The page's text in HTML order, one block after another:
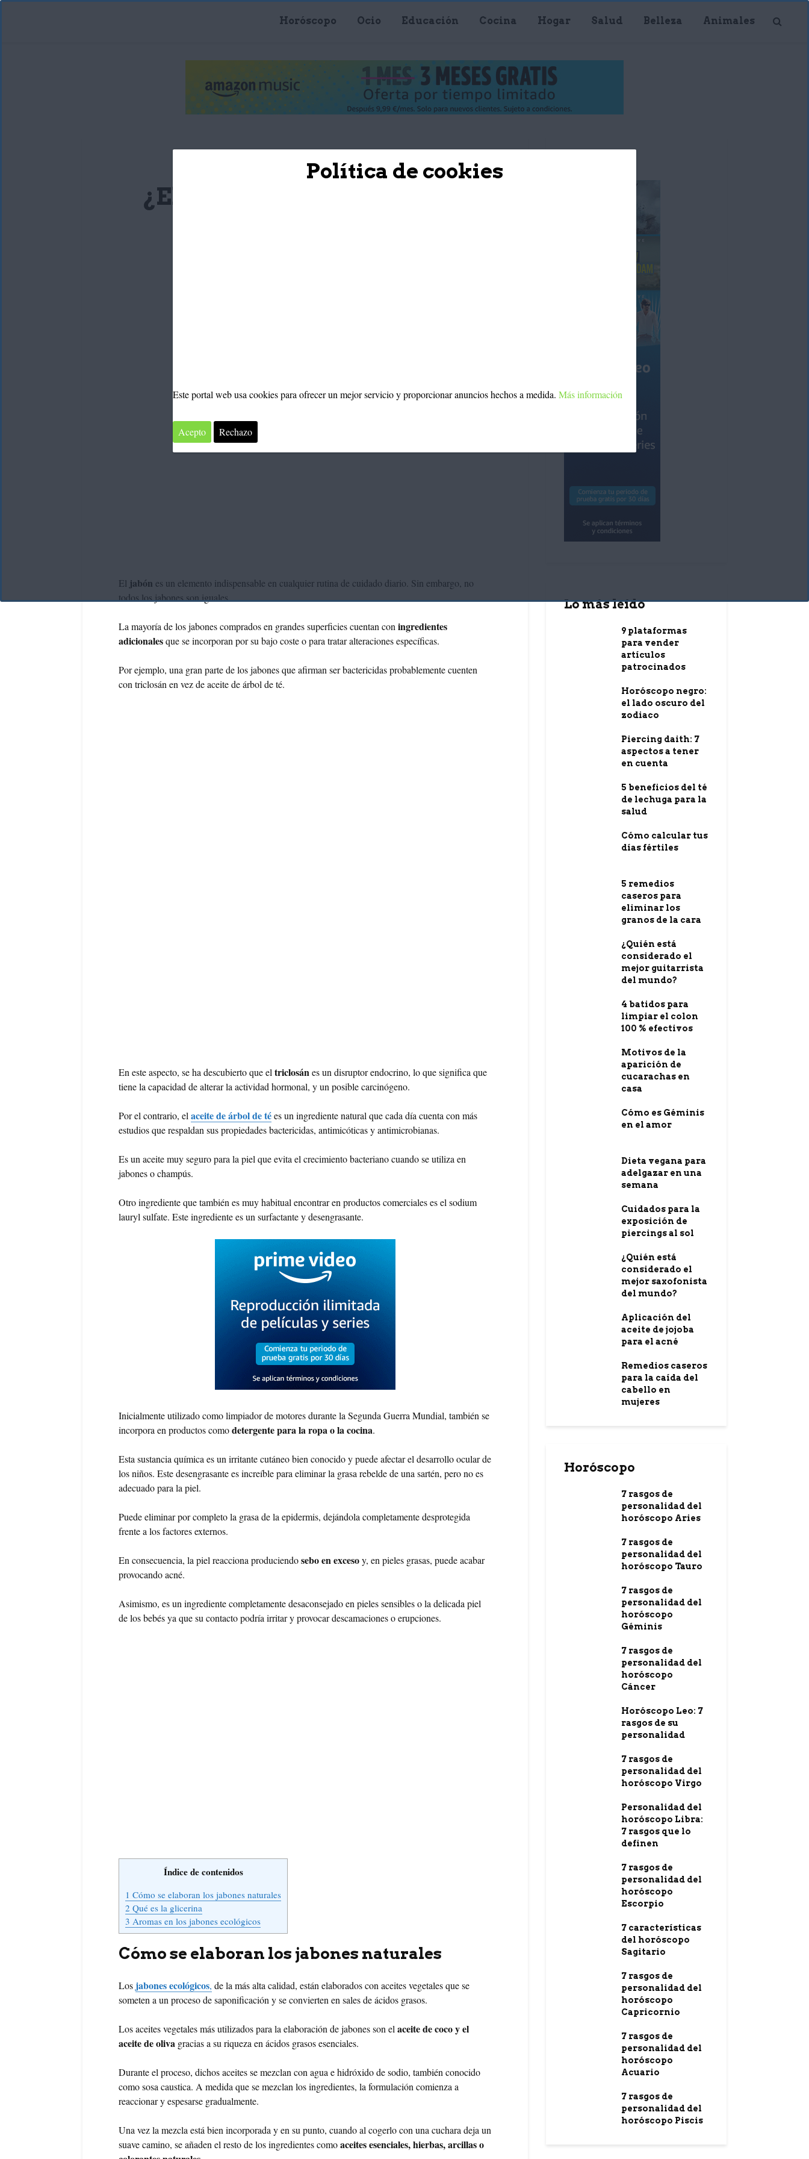
Horóscopo Ocio Educación Cocina Hogar Salud Belleza Animales
PIEL
¿El jabón natural es mejor
El jabón es un elemento indispensable en cualquier rutina de cuidado diario. Sin embargo, no
todos los jabones son iguales.
La mayoría de los jabones comprados en grandes superficies cuentan coningredientes
adicionalesque se incorporan por su bajo coste o para tratar alteraciones específicas.
Por ejemplo, una gran parte de los jabones que afirman ser bactericidas probablemente cuenten
con triclosán en vez de aceite de árbol de té.
En este aspecto, se ha descubierto que eltriclosánes un disruptor endocrino, lo que significa que
tiene la capacidad de alterar la actividad hormonal, y un posible carcinógeno.
Por el contrario, elaceite de árbol de tées un ingrediente natural que cada día cuenta con más
estudios que respaldan sus propiedades bactericidas, antimicóticas y antimicrobianas.
Es un aceite muy seguro para la piel que evita el crecimiento bacteriano cuando se utiliza en
jabones o champús.
Otro ingrediente que también es muy habitual encontrar en productos comerciales es el sodium
lauryl sulfate. Este ingrediente es un surfactante y desengrasante.
Inicialmente utilizado como limpiador de motores durante la Segunda Guerra Mundial, también se
incorpora en productos comodetergente para la ropa o la cocina.
Esta sustancia química es un irritante cutáneo bien conocido y puede afectar el desarrollo ocular de
los niños. Este desengrasante es increíble para eliminar la grasa rebelde de una sartén, pero no es
adecuado para la piel.
Puede eliminar por completo la grasa de la epidermis, dejándola completamente desprotegida
frente a los factores externos.
En consecuencia, la piel reacciona produciendosebo en excesoy, en pieles grasas, puede acabar
provocando acné.
Asimismo, es un ingrediente completamente desaconsejado en pieles sensibles o la delicada piel
de los bebés ya que su contacto podría irritar y provocar descamaciones o erupciones.
Índice de contenidos
1 Cómo se elaboran los jabones naturales
2 Qué es la glicerina
3 Aromas en los jabones ecológicos
Cómo se elaboran los jabones naturales
Los jabones ecológicos, de la más alta calidad, están elaborados con aceites vegetales que se
someten a un proceso de saponificación y se convierten en sales de ácidos grasos.
Los aceites vegetales más utilizados para la elaboración de jabones son el aceite de coco y el
aceite de oliva gracias a su riqueza en ácidos grasos esenciales.
Durante el proceso, dichos aceites se mezclan con agua e hidróxido de sodio, también conocido
como sosa caustica. A medida que se mezclan los ingredientes, la formulación comienza a
reaccionar y espesarse gradualmente.
Una vez la mezcla está bien incorporada y en su punto, cuando al cogerlo con una cuchara deja un
suave camino, se añaden el resto de los ingredientes comoaceites esenciales, hierbas, arcillas o
Lo más leído
9 plataformas
para vender
artículos
patrocinados
Horóscopo negro:
el lado oscuro del
zodiaco
Piercing daith: 7
aspectos a tener
en cuenta
5 beneficios del té
de lechuga para la
salud
Cómo calcular tus
días fértiles
5 remedios
caseros para
eliminar los
granos de la cara
¿Quién está
considerado el
mejor guitarrista
del mundo?
4 batidos para
limpiar el colon
100 % efectivos
Motivos de la
aparición de
cucarachas en
casa
Cómo es Géminis
en el amor
Dieta vegana para
adelgazar en una
semana
Cuidados para la
exposición de
piercings al sol
¿Quién está
considerado el
mejor saxofonista
del mundo?
Aplicación del
aceite de jojoba
para el acné
Remedios caseros
para la caída del
cabello en
mujeres
Horóscopo
7 rasgos de
personalidad del
horóscopo Aries
7 rasgos de
personalidad del
horóscopo Tauro
7 rasgos de
personalidad del
horóscopo
Géminis
7 rasgos de
personalidad del
horóscopo
Cáncer
Horóscopo Leo: 7
rasgos de su
personalidad
7 rasgos de
personalidad del
horóscopo Virgo
Personalidad del
horóscopo Libra:
7 rasgos que lo
definen
7 rasgos de
personalidad del
horóscopo
Escorpio
7 características
del horóscopo
Sagitario
7 rasgos de
personalidad del
horóscopo
Capricornio
7 rasgos de
personalidad del
horóscopo
Acuario
7 rasgos de
personalidad del
horóscopo Piscis
Política de cookies
Este portal web usa cookies para ofrecer un mejor servicio y proporcionar anuncios hechos a medida. Más información
Acepto Rechazo